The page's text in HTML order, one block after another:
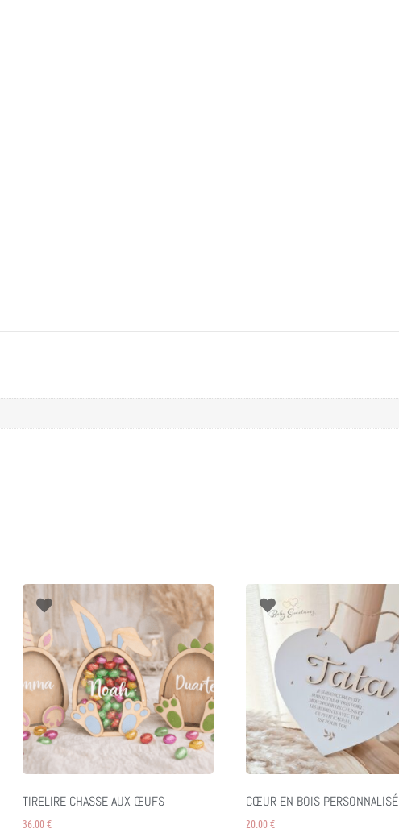
TIRELIRE CHASSE AUX ŒUFS
36.00€
CŒUR EN BOIS PERSONNALISÉ
20.00€